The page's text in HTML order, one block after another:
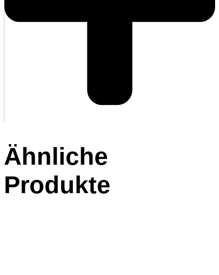
Ähnliche
Produkte